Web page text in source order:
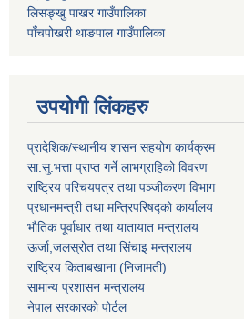
लिसङ्खु पाखर गाउँपालिका
पाँचपोखरी थाङपाल गाउँपालिका
उपयोगी लिंकहरु
प्रादेशिक/स्थानीय शासन सहयोग कार्यक्रम
सा.सु.भत्ता प्राप्त गर्ने लाभग्राहिको विवरण
राष्ट्रिय परिचयपत्र तथा पञ्‍जीकरण विभाग
प्रधानमन्त्री तथा मन्त्रिपरिषद्को कार्यालय
भौतिक पूर्वाधार तथा यातायात मन्त्रालय
ऊर्जा,जलस्रोत तथा सिंचाइ मन्त्रालय
राष्ट्रिय किताबखाना (निजामती)
सामान्य प्रशासन मन्त्रालय
नेपाल सरकारको पोर्टल